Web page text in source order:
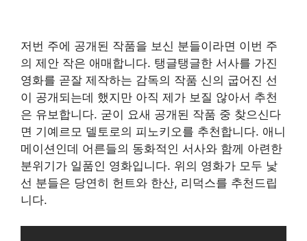
저번 주에 공개된 작품을 보신 분들이라면 이번 주
의 제안 작은 애매합니다. 탱글탱글한 서사를 가진
영화를 곧잘 제작하는 감독의 작품 신의 굽어진 선
이 공개되는데 했지만 아직 제가 보질 않아서 추천
은 유보합니다. 굳이 요새 공개된 작품 중 찾으신다
면 기예르모 델토로의 피노키오를 추천합니다. 애니
메이션인데 어른들의 동화적인 서사와 함께 아련한
분위기가 일품인 영화입니다. 위의 영화가 모두 낯
선 분들은 당연히 헌트와 한산, 리덕스를 추천드립
니다.